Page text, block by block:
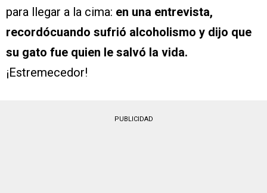
para llegar a la cima: en una entrevista,
recordócuando sufrió alcoholismo y dijo que
su gato fue quien le salvó la vida.
¡Estremecedor!
PUBLICIDAD